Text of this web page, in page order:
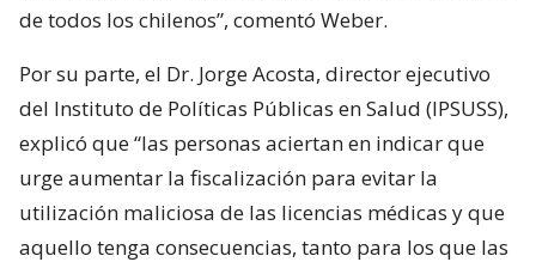
de todos los chilenos”, comentó Weber.
Por su parte, el Dr. Jorge Acosta, director ejecutivo
del Instituto de Políticas Públicas en Salud (IPSUSS),
explicó que “las personas aciertan en indicar que
urge aumentar la fiscalización para evitar la
utilización maliciosa de las licencias médicas y que
aquello tenga consecuencias, tanto para los que las